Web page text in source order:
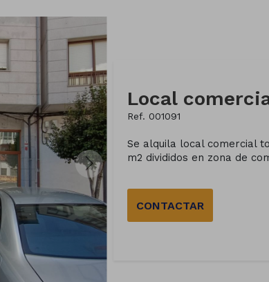
Ref. 001091
Se alquila local comercial
m2 divididos en zona de
CONTACTAR